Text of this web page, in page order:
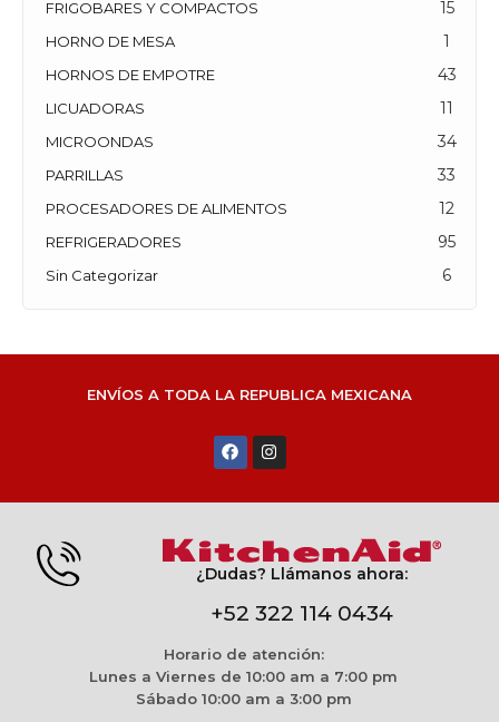
FRIGOBARES Y COMPACTOS 15
HORNO DE MESA 1
HORNOS DE EMPOTRE 43
LICUADORAS 11
MICROONDAS 34
PARRILLAS 33
PROCESADORES DE ALIMENTOS 12
REFRIGERADORES 95
Sin Categorizar 6
ENVÍOS A TODA LA REPUBLICA MEXICANA
¿Dudas? Llámanos ahora:
+52 322 114 0434
Horario de atención:
Lunes a Viernes de 10:00 am a 7:00 pm
Sábado 10:00 am a 3:00 pm